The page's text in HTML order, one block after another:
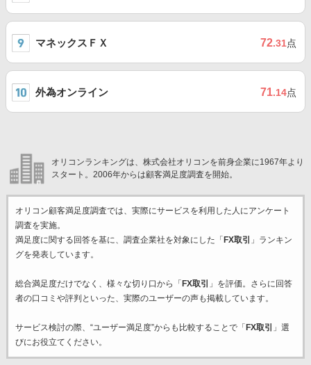
マネックスＦＸ 72.31点
外為オンライン 71.14点
オリコンランキングは、株式会社オリコンを前身企業に1967年より
スタート。2006年からは顧客満足度調査を開始。
オリコン顧客満足度調査では、実際にサービスを利用した 人にアンケート
調査を実施。
満足度に関する回答を基に、調査企業社を対象にした「 FX取引
」ランキン
グを発表しています。
総合満足度だけでなく、様々な切り口から「 FX取引
」を評価。さらに回答
者の口コミや評判といった、実際のユーザーの声も掲載しています。
サービス検討の際、“ユーザー満足度”からも比較することで「 FX取引
」選
びにお役立てください。